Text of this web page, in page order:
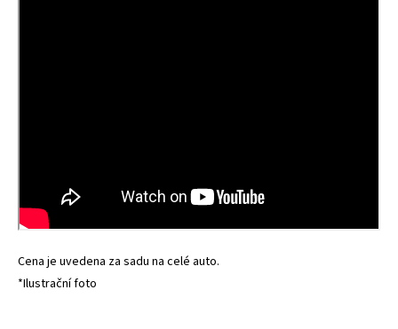
Cena je uvedena za sadu na celé auto.
*Ilustrační foto